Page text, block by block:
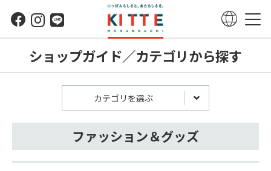
ショップガイド／カテゴリから探す
カテゴリを選ぶ
ファッション＆グッズ